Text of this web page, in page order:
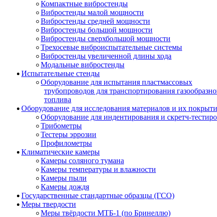
Компактные вибростенды
Вибростенды малой мощности
Вибростенды средней мощности
Вибростенды большой мощности
Вибростенды сверхбольшой мощности
Трехосевые виброиспытательные системы
Вибростенды увеличенной длины хода
Модальные вибростенды
Испытательные стенды
Оборудование для испытания пластмассовых
трубопроводов для транспортирования
топлива
Оборудование для исследования материалов и их
Оборудование для индентирования и скретч-
Трибометры
Тестеры эррозии
Профилометры
Климатические камеры
Камеры соляного тумана
Камеры температуры и влажности
Камеры пыли
Камеры дождя
Государственные стандартные образцы (ГСО)
Меры твердости
Меры твёрдости МТБ-1 (по Бринеллю)